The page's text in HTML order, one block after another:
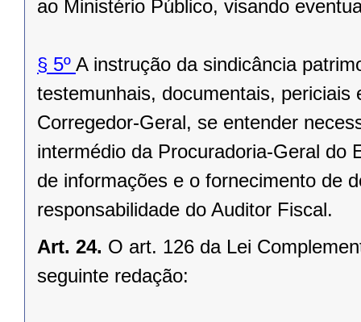
ao Ministério Público, visando
§ 5º A instrução da sindicância
testemunhais, documentais,
Corregedor-Geral, se entender
intermédio da Procuradoria-Geral do
de informações e o fornecimento de
responsabilidade do Auditor Fiscal.
Art. 24. O art. 126 da Lei
seguinte redação: